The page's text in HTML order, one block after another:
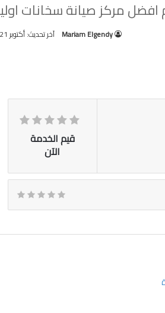
افضل مركز صيانة سخانات
Mariam Elgendy آخر تحديث: أكتوبر 21, 2025
قيم الخدمة
الآن